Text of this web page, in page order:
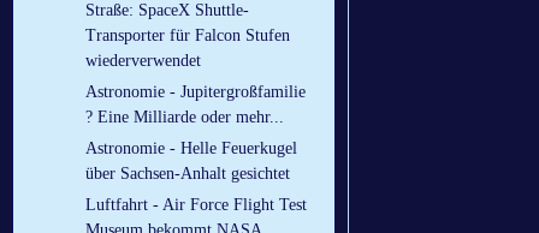
Straße: SpaceX Shuttle-
Transporter für Falcon Stufen
wiederverwendet
Astronomie - Jupitergroßfamilie
? Eine Milliarde oder mehr...
Astronomie - Helle Feuerkugel
über Sachsen-Anhalt gesichtet
Luftfahrt - Air Force Flight Test